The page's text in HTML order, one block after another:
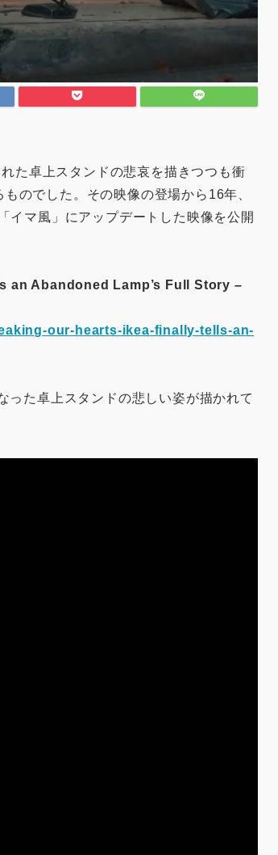
た卓上スタンドの悲哀を描きつつも衝
のでした。その映像の登場から16年、
イマ風」にアップデートした映像を公開
an Abandoned Lamp’s Full Story –
our-hearts-ikea-finally-tells-an-
った卓上スタンドの悲しい姿が描かれて